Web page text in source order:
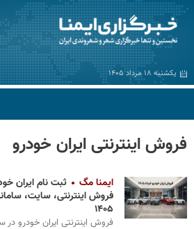
یکشنبه ۱۸ مرداد ۱۴۰۵
فروش اینترنتی ایران خودرو
ایمنا مگ
ثبت نام ایران
فروش اینترنتی، سایت،
۱۴۰۵
فروش اینترنتی ایران خودرو در